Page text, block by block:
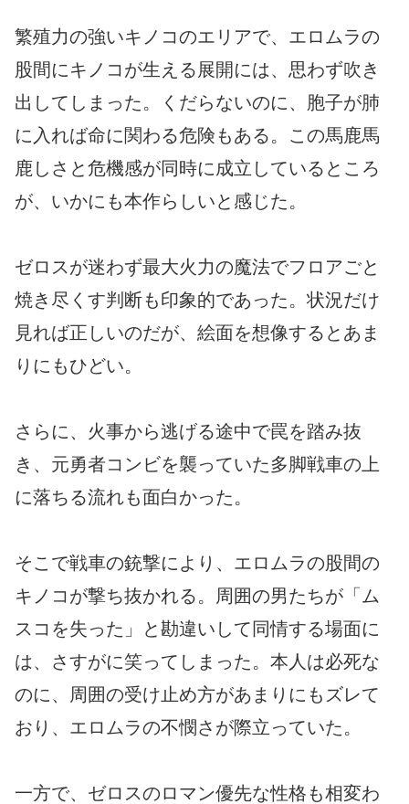
繁殖力の強いキノコのエリアで、エロムラの
股間にキノコが生える展開には、思わず吹き
出してしまった。くだらないのに、胞子が肺
に入れば命に関わる危険もある。この馬鹿馬
鹿しさと危機感が同時に成立しているところ
が、いかにも本作らしいと感じた。
ゼロスが迷わず最大火力の魔法でフロアごと
焼き尽くす判断も印象的であった。状況だけ
見れば正しいのだが、絵面を想像するとあま
りにもひどい。
さらに、火事から逃げる途中で罠を踏み抜
き、元勇者コンビを襲っていた多脚戦車の上
に落ちる流れも面白かった。
そこで戦車の銃撃により、エロムラの股間の
キノコが撃ち抜かれる。周囲の男たちが「ム
スコを失った」と勘違いして同情する場面に
は、さすがに笑ってしまった。本人は必死な
のに、周囲の受け止め方があまりにもズレて
おり、エロムラの不憫さが際立っていた。
一方で、ゼロスのロマン優先な性格も相変わ